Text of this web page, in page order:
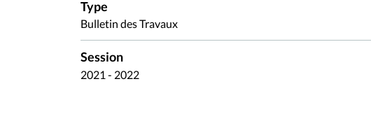
Type
Bulletin des Travaux
Session
2021 - 2022